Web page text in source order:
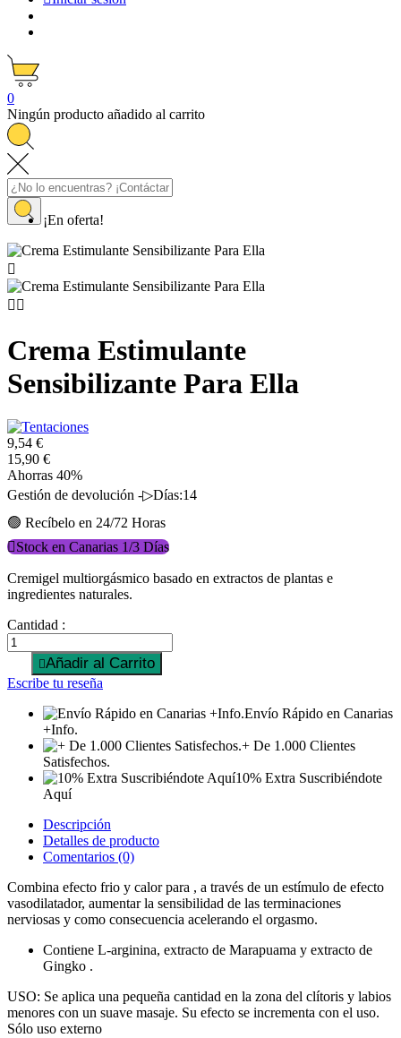
0
Ningún producto añadido al carrito
Inicio
Cosmética Erótica
Crema Estimulante Sensibilizante Para Ella
¡En oferta!

 
Crema Estimulante
Sensibilizante Para Ella
9,54 €
15,90 €
Ahorras 40%
Gestión de devolución -▷Días:14
🟢 Recíbelo en 24/72 Horas
Stock en Canarias 1/3 Días
Cremigel multiorgásmico basado en extractos de plantas e
ingredientes naturales.
Cantidad :
Añadir al Carrito
Escribe tu reseña
Envío Rápido en Canarias
+Info.
+ De 1.000 Clientes
Satisfechos.
10% Extra Suscribiéndote
Aquí
Descripción
Detalles de producto
Comentarios (0)
Combina efecto frio y calor para , a través de un estímulo de efecto
vasodilatador, aumentar la sensibilidad de las terminaciones
nerviosas y como consecuencia acelerando el orgasmo.
Contiene L-arginina, extracto de Marapuama y extracto de
Gingko .
USO: Se aplica una pequeña cantidad en la zona del clítoris y labios
menores con un suave masaje. Su efecto se incrementa con el uso.
Sólo uso externo